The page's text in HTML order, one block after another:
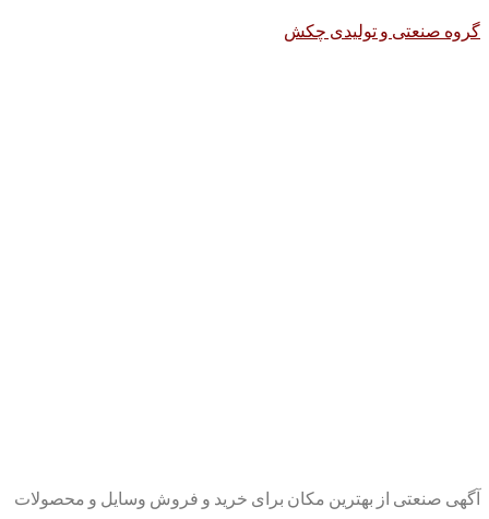
گروه صنعتی و تولیدی چکش
آگهی صنعتی از بهترین مکان برای خرید و فروش وسایل و محصولات